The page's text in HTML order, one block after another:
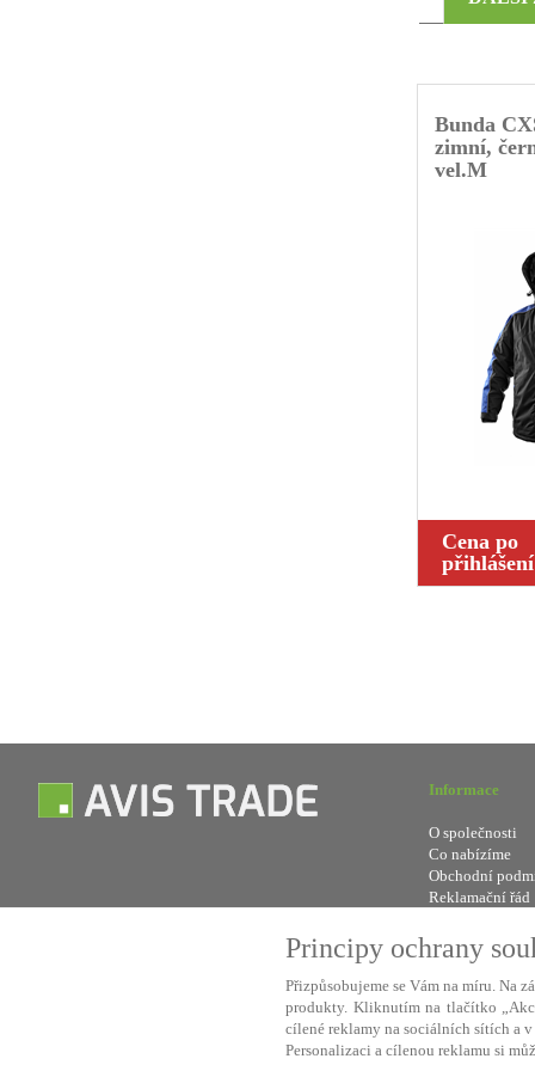
Bunda
zimní,
vel.M
Cena po
přihlášení
Informace
O společnosti
Co nabízíme
Obchodní
Reklamační řád
Principy ochrany
Přizpůsobujeme se Vám na míru. Na
produkty. Kliknutím na tlačítko
cílené reklamy na sociálních sítích a
Personalizaci a cílenou reklamu si